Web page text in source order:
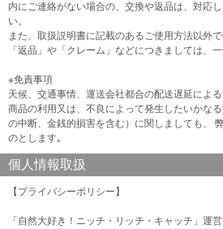
内にご連絡がない場合の、交換や返品は、対応
い。
また、取扱説明書に記載のあるご使用方法以外
「返品」や「クレーム」などにつきましては、
※免責事項
天候、交通事情、運送会社都合の配送遅延による
商品の利用又は、不良によって発生したいかな
の中断、金銭的損害を含む）に関しましても、
のとします｡
個人情報取扱
【プライバシーポリシー】
「自然大好き！ニッチ・リッチ・キャッチ」運